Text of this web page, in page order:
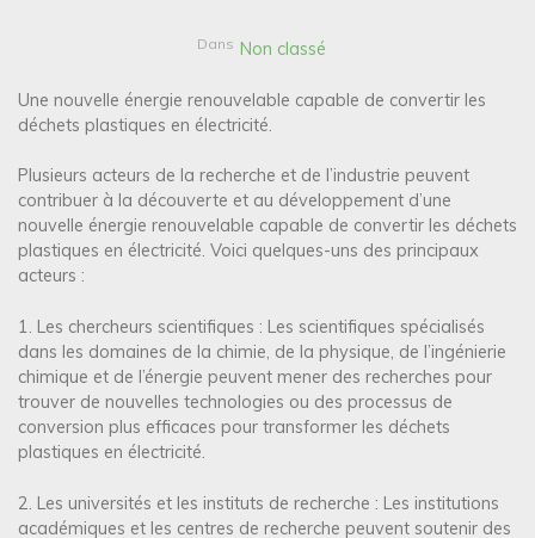
Dans Non classé
Une nouvelle énergie renouvelable capable de convertir les
déchets plastiques en électricité.
Plusieurs acteurs de la recherche et de l’industrie peuvent
contribuer à la découverte et au développement d’une
nouvelle énergie renouvelable capable de convertir les déchets
plastiques en électricité. Voici quelques-uns des principaux
acteurs :
1. Les chercheurs scientifiques : Les scientifiques spécialisés
dans les domaines de la chimie, de la physique, de l’ingénierie
chimique et de l’énergie peuvent mener des recherches pour
trouver de nouvelles technologies ou des processus de
conversion plus efficaces pour transformer les déchets
plastiques en électricité.
2. Les universités et les instituts de recherche : Les institutions
académiques et les centres de recherche peuvent soutenir des